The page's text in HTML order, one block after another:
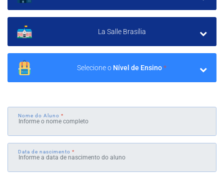
La Salle Brasília
Selecione o Nível de Ensino*
Nome do Aluno *
Data de nascimento *